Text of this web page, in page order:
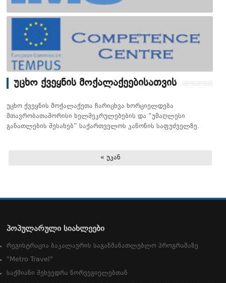
უცხო ქვეყნის მოქალაქეებისათვის
უცხო ქვეყნის მოქალაქეთა ჩარიცხვა ხორციელდება
მთავრობათაშორისი ხელშეკრულებების და “უმაღლესი
განათლების შესახებ” საქართველოს კანონის საფუძველზე.
« უკან
პოპულარული სიახლეები
რეგისტრაცია ბაკალავრის საგანმანათლებლო პროგრამაზე
"Metro Travel"
საქმიანი შეხვედრა ნორვეგიელებთან